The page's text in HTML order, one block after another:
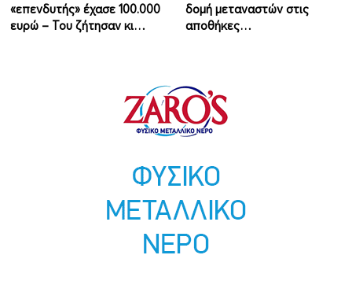
«επενδυτής» έχασε 100.000
ευρώ – Του ζήτησαν κι…
δομή μεταναστών στις
αποθήκες…